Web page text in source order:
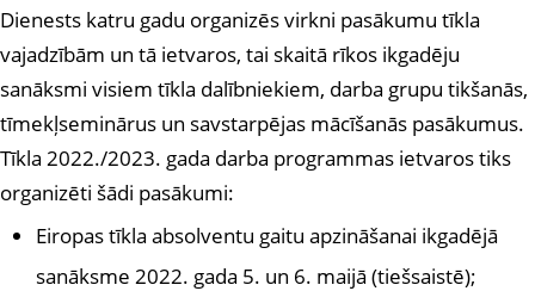
Dienests katru gadu organizēs virkni pasākumu tīkla
vajadzībām un tā ietvaros, tai skaitā rīkos ikgadēju
sanāksmi visiem tīkla dalībniekiem, darba grupu tikšanās,
tīmekļseminārus un savstarpējas mācīšanās pasākumus.
Tīkla 2022./2023. gada darba programmas ietvaros tiks
organizēti šādi pasākumi:
Eiropas tīkla absolventu gaitu apzināšanai ikgadējā
sanāksme 2022. gada 5. un 6. maijā (tiešsaistē);